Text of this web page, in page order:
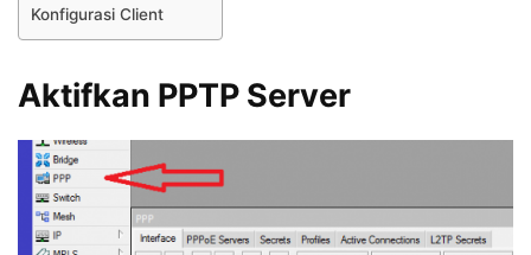
Konfigurasi Client
Aktifkan PPTP Server